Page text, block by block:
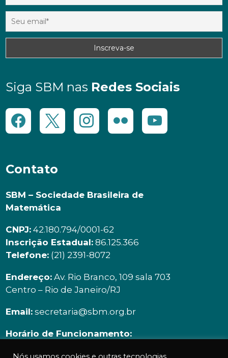
Siga SBM nas Redes Sociais
Contato
SBM – Sociedade Brasileira de
Matemática
CNPJ: 42.180.794/0001-62
Inscrição Estadual: 86.125.366
Telefone: (21) 2391-8072
Endereço: Av. Rio Branco, 109 sala 703
Centro – Rio de Janeiro/RJ
Email: secretaria@sbm.org.br
Horário de Funcionamento: